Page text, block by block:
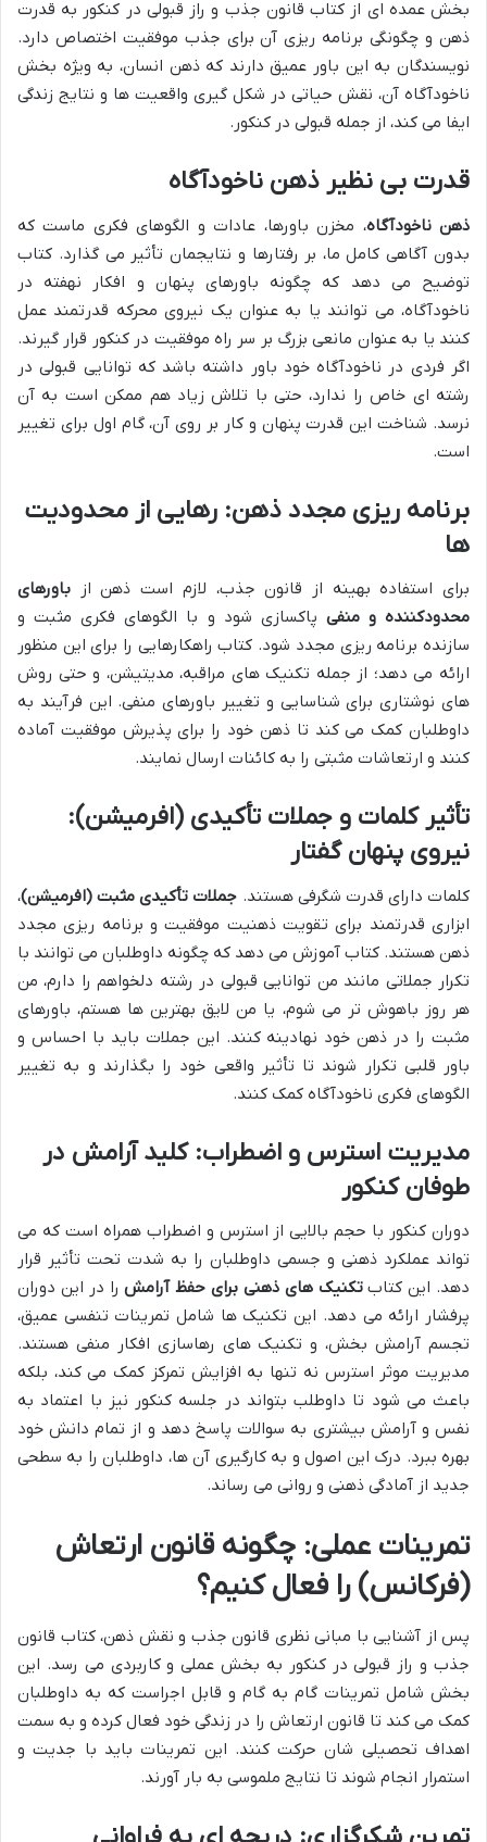
بخش عمده ای از کتاب قانون جذب و راز قبولی در کنکور به قدرت
ذهن و چگونگی برنامه ریزی آن برای جذب موفقیت اختصاص دارد.
نویسندگان به این باور عمیق دارند که ذهن انسان، به ویژه بخش
ناخودآگاه آن، نقش حیاتی در شکل گیری واقعیت ها و نتایج زندگی
ایفا می کند، از جمله قبولی در کنکور.
قدرت بی نظیر ذهن ناخودآگاه
ذهن ناخودآگاه، مخزن باورها، عادات و الگوهای فکری ماست که
بدون آگاهی کامل ما، بر رفتارها و نتایجمان تأثیر می گذارد. کتاب
توضیح می دهد که چگونه باورهای پنهان و افکار نهفته در
ناخودآگاه، می توانند یا به عنوان یک نیروی محرکه قدرتمند عمل
کنند یا به عنوان مانعی بزرگ بر سر راه موفقیت در کنکور قرار گیرند.
اگر فردی در ناخودآگاه خود باور داشته باشد که توانایی قبولی در
رشته ای خاص را ندارد، حتی با تلاش زیاد هم ممکن است به آن
نرسد. شناخت این قدرت پنهان و کار بر روی آن، گام اول برای تغییر
است.
برنامه ریزی مجدد ذهن: رهایی از محدودیت
ها
برای استفاده بهینه از قانون جذب، لازم است ذهن از باورهای
محدودکننده و منفی پاکسازی شود و با الگوهای فکری مثبت و
سازنده برنامه ریزی مجدد شود. کتاب راهکارهایی را برای این منظور
ارائه می دهد؛ از جمله تکنیک های مراقبه، مدیتیشن، و حتی روش
های نوشتاری برای شناسایی و تغییر باورهای منفی. این فرآیند به
داوطلبان کمک می کند تا ذهن خود را برای پذیرش موفقیت آماده
کنند و ارتعاشات مثبتی را به کائنات ارسال نمایند.
تأثیر کلمات و جملات تأکیدی (افرمیشن):
نیروی پنهان گفتار
کلمات دارای قدرت شگرفی هستند. جملات تأکیدی مثبت (افرمیشن)،
ابزاری قدرتمند برای تقویت ذهنیت موفقیت و برنامه ریزی مجدد
ذهن هستند. کتاب آموزش می دهد که چگونه داوطلبان می توانند با
تکرار جملاتی مانند من توانایی قبولی در رشته دلخواهم را دارم، من
هر روز باهوش تر می شوم، یا من لایق بهترین ها هستم، باورهای
مثبت را در ذهن خود نهادینه کنند. این جملات باید با احساس و
باور قلبی تکرار شوند تا تأثیر واقعی خود را بگذارند و به تغییر
الگوهای فکری ناخودآگاه کمک کنند.
مدیریت استرس و اضطراب: کلید آرامش در
طوفان کنکور
دوران کنکور با حجم بالایی از استرس و اضطراب همراه است که می
تواند عملکرد ذهنی و جسمی داوطلبان را به شدت تحت تأثیر قرار
دهد. این کتابتکنیک های ذهنی برای حفظ آرامشرا در این دوران
پرفشار ارائه می دهد. این تکنیک ها شامل تمرینات تنفسی عمیق،
تجسم آرامش بخش، و تکنیک های رهاسازی افکار منفی هستند.
مدیریت موثر استرس نه تنها به افزایش تمرکز کمک می کند، بلکه
باعث می شود تا داوطلب بتواند در جلسه کنکور نیز با اعتماد به
نفس و آرامش بیشتری به سوالات پاسخ دهد و از تمام دانش خود
بهره ببرد. درک این اصول و به کارگیری آن ها، داوطلبان را به سطحی
جدید از آمادگی ذهنی و روانی می رساند.
تمرینات عملی: چگونه قانون ارتعاش
(فرکانس) را فعال کنیم؟
پس از آشنایی با مبانی نظری قانون جذب و نقش ذهن، کتاب قانون
جذب و راز قبولی در کنکور به بخش عملی و کاربردی می رسد. این
بخش شامل تمرینات گام به گام و قابل اجراست که به داوطلبان
کمک می کند تا قانون ارتعاش را در زندگی خود فعال کرده و به سمت
اهداف تحصیلی شان حرکت کنند. این تمرینات باید با جدیت و
استمرار انجام شوند تا نتایج ملموسی به بار آورند.